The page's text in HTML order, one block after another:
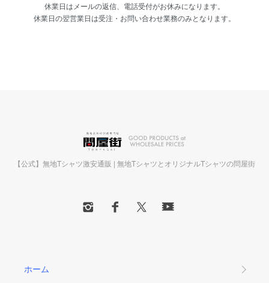
休業日はメールの返信、電話受付がお休みになります。
休業日の翌営業日は受注・お問い合わせ業務のみとなります。
【公式】無地Tシャツ激安通販 | 無地TシャツとオリジナルTシャツの問屋街
ホーム